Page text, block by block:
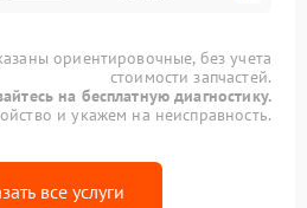
ориентировочные, без учета
стоимости запчастей.
на бесплатную диагностику.
и укажем на неисправность.
все услуги